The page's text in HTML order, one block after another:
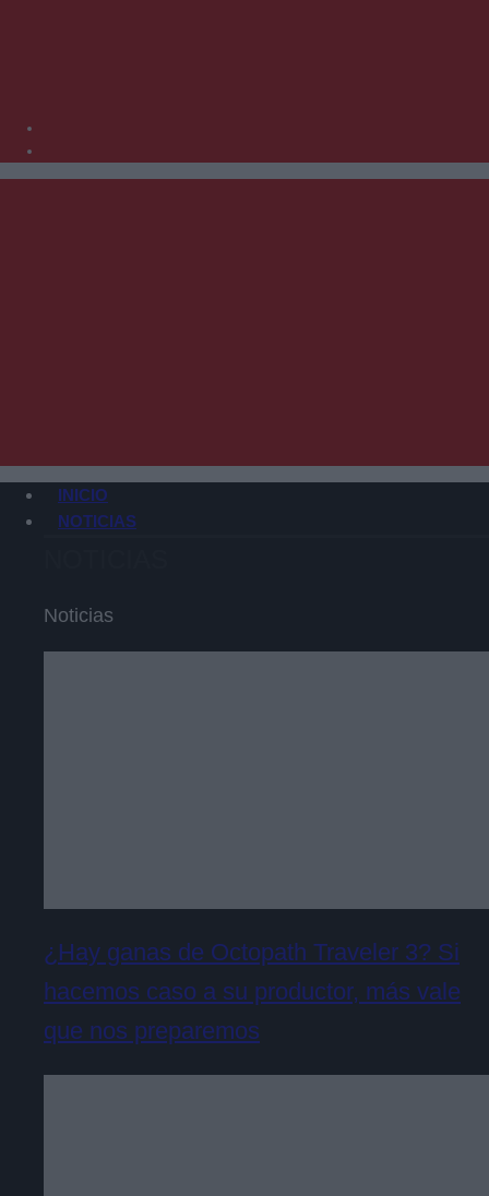
INICIO
NOTICIAS
Noticias
¿Hay ganas de Octopath Traveler 3? Si
hacemos caso a su productor, más vale
que nos preparemos